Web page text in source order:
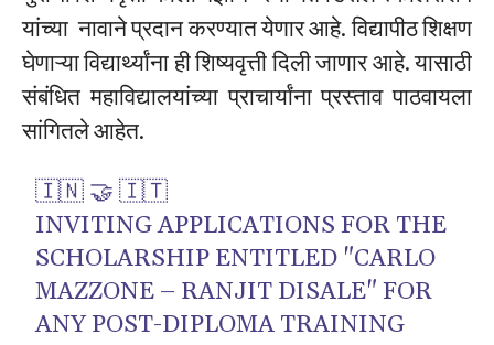
यांच्या नावाने प्रदान करण्यात येणार आहे. विद्यापीठ शिक्षण
घेणाऱ्या विद्यार्थ्यांना ही शिष्यवृत्ती दिली जाणार आहे. यासाठी
संबंधित महाविद्यालयांच्या प्राचार्यांना प्रस्ताव पाठवायला
सांगितले आहेत.
🇮🇳 🤝 🇮🇹
INVITING APPLICATIONS FOR THE
SCHOLARSHIP ENTITLED "CARLO
MAZZONE – RANJIT DISALE" FOR
ANY POST-DIPLOMA TRAINING